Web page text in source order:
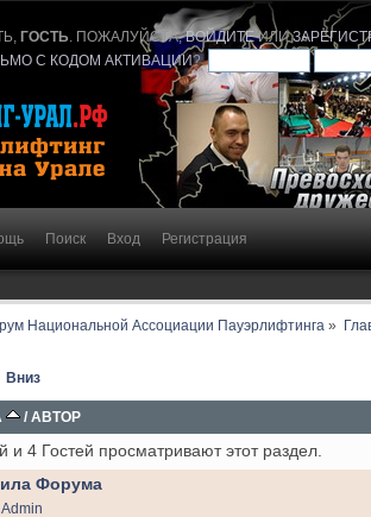
ГОСТЬ . ПОЖАЛУЙСТА,ВОЙДИТЕИЛИ
С КОДОМ АКТИВАЦИИ?
Поиск Вход Регистрация
Национальной Ассоциации Пауэрлифтинга »
Вниз
/АВТОР
и 4 Гостей просматривают этот раздел.
Форума
Admin